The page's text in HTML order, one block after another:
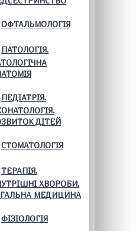
ОФТАЛЬМОЛОГІЯ
ПАТОЛОГІЯ.
ПЕДІАТРІЯ.
ДІТЕЙ
СТОМАТОЛОГІЯ
ТЕРАПІЯ.
ХВОРОБИ.
МЕДИЦИНА
ФІЗІОЛОГІЯ